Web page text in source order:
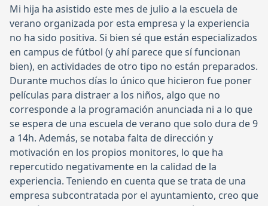
Mi hija ha asistido este mes de julio a la escuela de
verano organizada por esta empresa y la experiencia
no ha sido positiva. Si bien sé que están especializados
en campus de fútbol (y ahí parece que sí funcionan
bien), en actividades de otro tipo no están preparados.
Durante muchos días lo único que hicieron fue poner
películas para distraer a los niños, algo que no
corresponde a la programación anunciada ni a lo que
se espera de una escuela de verano que solo dura de 9
a 14h. Además, se notaba falta de dirección y
motivación en los propios monitores, lo que ha
repercutido negativamente en la calidad de la
experiencia. Teniendo en cuenta que se trata de una
empresa subcontratada por el ayuntamiento, creo que